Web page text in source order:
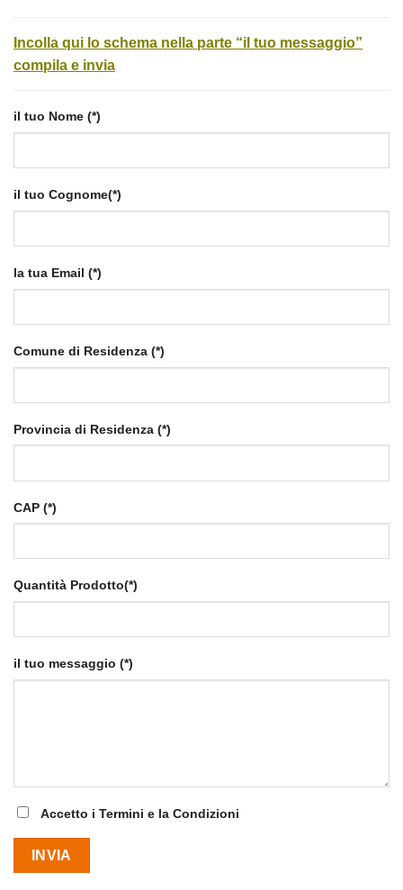
Incolla qui lo schema nella parte “il tuo messaggio”
compila e invia
il tuo Nome (*)
il tuo Cognome(*)
la tua Email (*)
Comune di Residenza (*)
Provincia di Residenza (*)
CAP (*)
Quantità Prodotto(*)
il tuo messaggio (*)
Accetto i Termini e la Condizioni